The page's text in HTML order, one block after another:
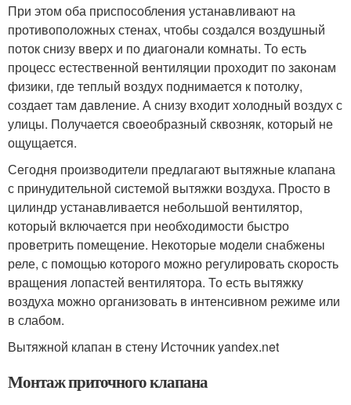
При этом оба приспособления устанавливают на
противоположных стенах, чтобы создался воздушный
поток снизу вверх и по диагонали комнаты. То есть
процесс естественной вентиляции проходит по законам
физики, где теплый воздух поднимается к потолку,
создает там давление. А снизу входит холодный воздух с
улицы. Получается своеобразный сквозняк, который не
ощущается.
Сегодня производители предлагают вытяжные клапана
с принудительной системой вытяжки воздуха. Просто в
цилиндр устанавливается небольшой вентилятор,
который включается при необходимости быстро
проветрить помещение. Некоторые модели снабжены
реле, с помощью которого можно регулировать скорость
вращения лопастей вентилятора. То есть вытяжку
воздуха можно организовать в интенсивном режиме или
в слабом.
Вытяжной клапан в стену Источник yandex.net
Монтаж приточного клапана